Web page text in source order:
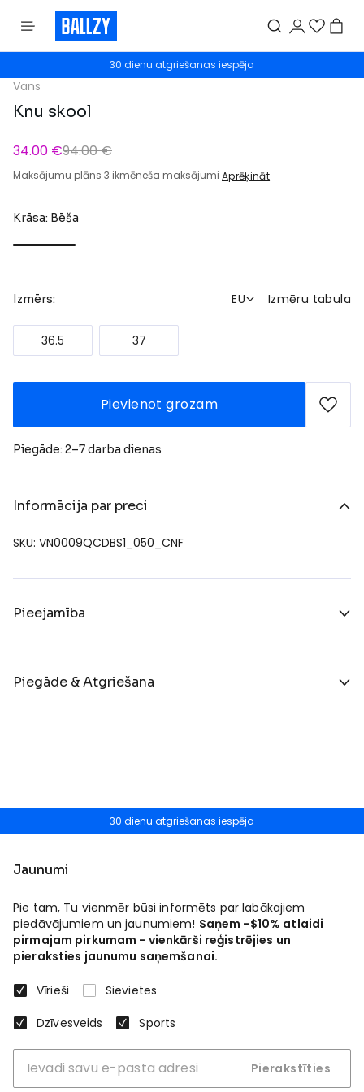
30 dienu atgriešanas iespēja
Vans
Knu skool
34.00 €94.00 €
Maksājumu plāns 3 ikmēneša maksājumi Aprēķināt
Krāsa: Bēša
Izmērs: EU Izmēru tabula
36.5 37
Pievienot grozam
Piegāde: 2–7 darba dienas
Informācija par preci
SKU: VN0009QCDBS1_050_CNF
Pieejamība
Piegāde & Atgriešana
30 dienu atgriešanas iespēja
Jaunumi
Pie tam, Tu vienmēr būsi informēts par labākajiem
piedāvājumiem un jaunumiem! Saņem -$10% atlaidi
pirmajam pirkumam - vienkārši reģistrējies un
pieraksties jaunumu saņemšanai.
Vīrieši
Sievietes
Dzīvesveids
Sports
Pierakstīties